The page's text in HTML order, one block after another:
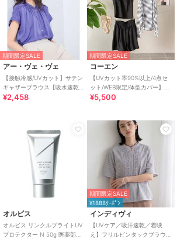
期間限定SALE
アー・ヴェ・ヴェ
【接触冷感/UVカット】サテン
ギャザーブラウス【吸水速乾/
イージーケア】
¥2,458
期間限定SALE
コーエン
【UVカット率90%以上/4点セ
ット/WEB限定/体型カバー】シ
ュシュ付きアソートスイムウ
¥5,500
オルビス
オルビス リンクルブライトUV
プロテクター N 50g 医薬部外
期間限定SALE
¥1888ｸｰﾎﾟﾝ
インディヴィ
【UVケア／吸汗速乾／着映
え】フリルピンタックブラウ